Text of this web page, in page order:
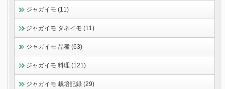
ジャガイモ (11)
ジャガイモ タネイモ (11)
ジャガイモ 品種 (63)
ジャガイモ 料理 (121)
ジャガイモ 栽培記録 (29)